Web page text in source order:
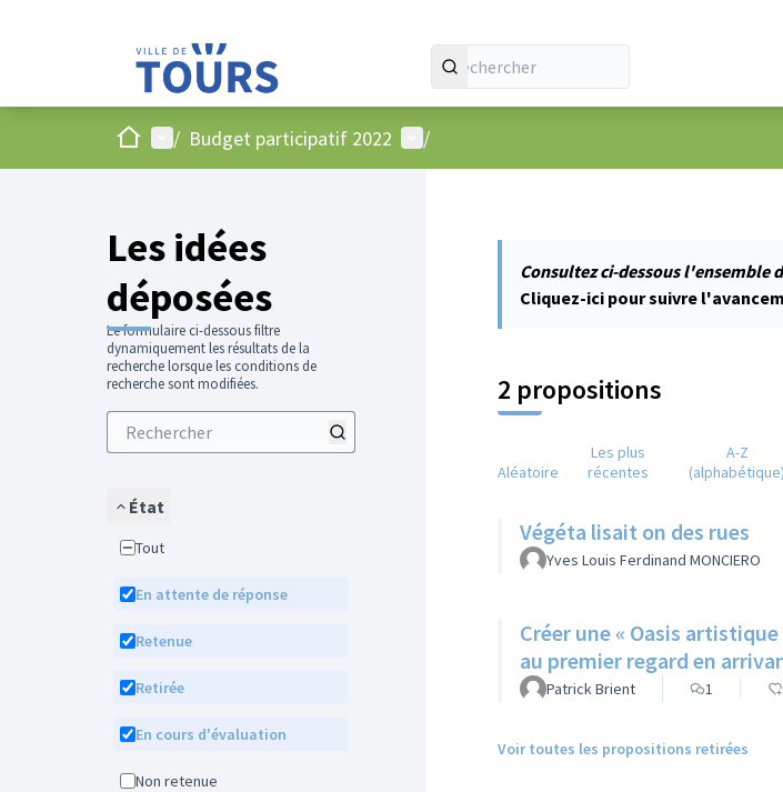
AccueilMenu principal
/ Budget participatif 2022 Menu utilisateur
/
Les idées
déposées
Le formulaire ci-dessous filtre
dynamiquement les résultats de la
recherche lorsque les conditions de
recherche sont modifiées.
État
Tout
En attente de réponse
Retenue
Retirée
En cours d'évaluation
Non retenue
Consultez ci-dessous l'ensemble
Cliquez-ici pour suivre
2 propositions
Aléatoire
Les plus
récentes
A-Z
(alphabétique)
Végéta lisait on des rues
Yves Louis Ferdinand MONCIERO
Créer une « Oasis
au premier regard en
Patrick Brient 1
Voir toutes les propositions retirées